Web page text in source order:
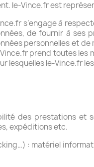
le-Vince.fr est
s’engage à
de fournir à ses
personnelles et
prend toutes les
lesquelles le-Vince.fr
des prestations et
expéditions etc.
: matériel